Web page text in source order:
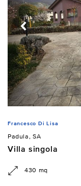
Francesco Di Lisa
Padula, SA
Villa singola
430 mq